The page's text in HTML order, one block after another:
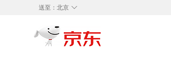
◇
送至： 北京